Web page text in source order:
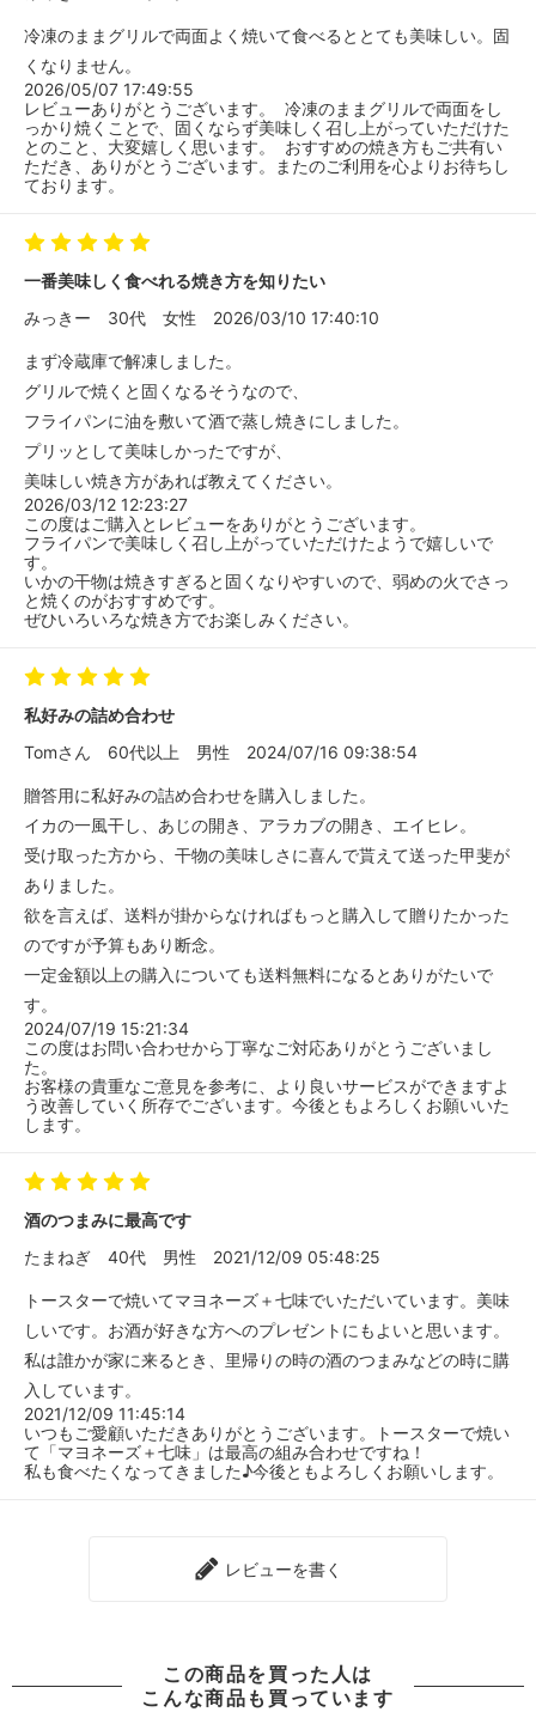
冷凍のままグリルで両面よく焼いて食べるととても美味しい。固
くなりません。
2026/05/07 17:49:55
レビューありがとうございます。 冷凍のままグリルで両面をし
っかり焼くことで、固くならず美味しく召し上がっていただけた
とのこと、大変嬉しく思います。 おすすめの焼き方もご共有い
ただき、ありがとうございます。またのご利用を心よりお待ちし
ております。
一番美味しく食べれる焼き方を知りたい
みっきー
30代 女性 2026/03/10 17:40:10
まず冷蔵庫で解凍しました。
グリルで焼くと固くなるそうなので、
フライパンに油を敷いて酒で蒸し焼きにしました。
プリッとして美味しかったですが、
美味しい焼き方があれば教えてください。
2026/03/12 12:23:27
この度はご購入とレビューをありがとうございます。
フライパンで美味しく召し上がっていただけたようで嬉しいで
す。
いかの干物は焼きすぎると固くなりやすいので、弱めの火でさっ
と焼くのがおすすめです。
ぜひいろいろな焼き方でお楽しみください。
私好みの詰め合わせ
Tomさん
60代以上 男性 2024/07/16 09:38:54
贈答用に私好みの詰め合わせを購入しました。
イカの一風干し、あじの開き、アラカブの開き、エイヒレ。
受け取った方から、干物の美味しさに喜んで貰えて送った甲斐が
ありました。
欲を言えば、送料が掛からなければもっと購入して贈りたかった
のですが予算もあり断念。
一定金額以上の購入についても送料無料になるとありがたいで
す。
2024/07/19 15:21:34
この度はお問い合わせから丁寧なご対応ありがとうございまし
た。
お客様の貴重なご意見を参考に、より良いサービスができますよ
う改善していく所存でございます。今後ともよろしくお願いいた
します。
酒のつまみに最高です
たまねぎ
40代 男性 2021/12/09 05:48:25
トースターで焼いてマヨネーズ＋七味でいただいています。美味
しいです。お酒が好きな方へのプレゼントにもよいと思います。
私は誰かが家に来るとき、里帰りの時の酒のつまみなどの時に購
入しています。
2021/12/09 11:45:14
いつもご愛顧いただきありがとうございます。トースターで焼い
て「マヨネーズ＋七味」は最高の組み合わせですね！
私も食べたくなってきました♪今後ともよろしくお願いします。
レビューを書く
この商品を買った人は
こんな商品も買っています